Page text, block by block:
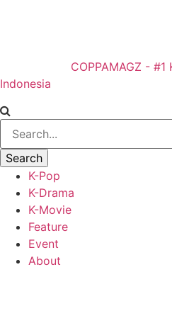
COPPAMAGZ -
Indonesia
K-Pop
K-Drama
K-Movie
Feature
Event
About